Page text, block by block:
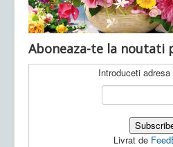
Aboneaza-te la noutati
Introduceti
Livrat de